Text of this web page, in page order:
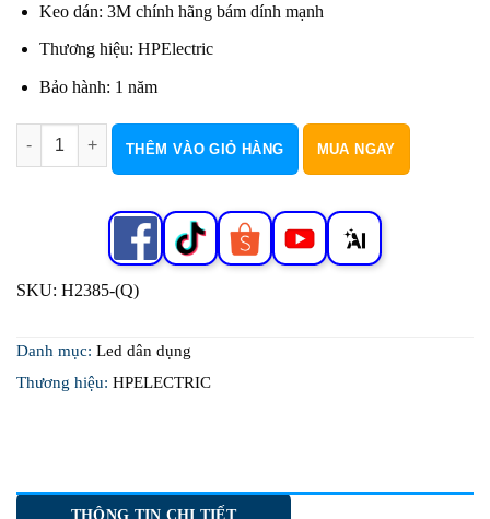
Keo dán: 3M chính hãng bám dính mạnh
Thương hiệu: HPElectric
Bảo hành: 1 năm
Led Dán 5M COB (Q) số lượng
THÊM VÀO GIỎ HÀNG MUA NGAY
SKU: H2385-(Q)
Danh mục: Led dân dụng
Thương hiệu: HPELECTRIC
THÔNG TIN CHI TIẾT